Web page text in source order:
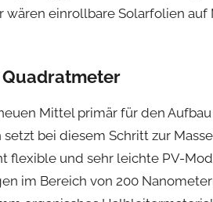
wären einrollbare Solarfolien
Mittel primär für den
setzt bei diesem Schritt zur
flexible und sehr leichte PV-
im Bereich von 200